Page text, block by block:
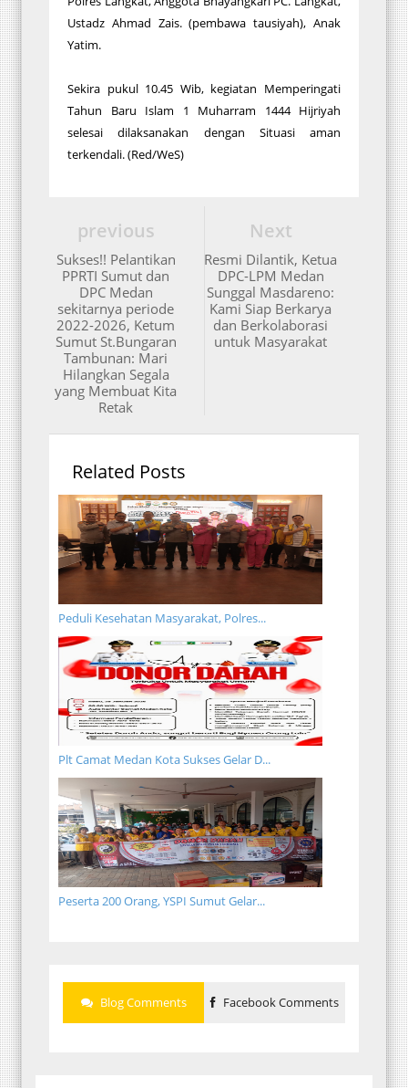
Ustadz Ahmad Zais. (pembawa tausiyah), Anak
Yatim.
Sekira pukul 10.45 Wib, kegiatan Memperingati
Tahun Baru Islam 1 Muharram 1444 Hijriyah
selesai dilaksanakan dengan Situasi aman
terkendali. (Red/WeS)
Next
Resmi Dilantik, Ketua
DPC-LPM Medan
Sunggal Masdareno:
Kami Siap Berkarya
dan Berkolaborasi
untuk Masyarakat
previous
Sukses!! Pelantikan
PPRTI Sumut dan
DPC Medan
sekitarnya periode
2022-2026, Ketum
Sumut St.Bungaran
Tambunan: Mari
Hilangkan Segala
yang Membuat Kita
Retak
Related Posts
Peduli Kesehatan Masyarakat, Polres...
Plt Camat Medan Kota Sukses Gelar D...
Peserta 200 Orang, YSPI Sumut Gelar...
Blog Comments Facebook Comments